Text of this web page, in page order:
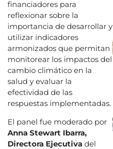
financiadores para
reflexionar sobre la
importancia de desarrollar y
utilizar indicadores
armonizados que permitan
monitorear los impactos del
cambio climático en la
salud y evaluar la
efectividad de las
respuestas implementadas.
El panel fue moderado por
Anna Stewart Ibarra,
Directora Ejecutiva del